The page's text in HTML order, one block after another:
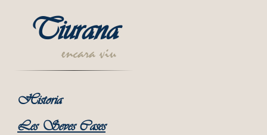
Tiurana
encara viu
Historia
Les Seves Cases